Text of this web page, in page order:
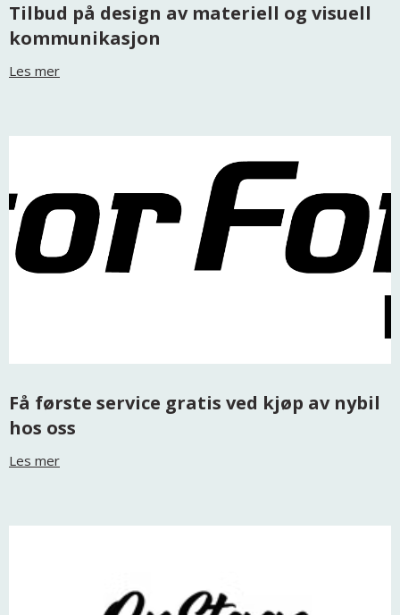
Tilbud på design av materiell og visuell
kommunikasjon
Les mer
Få første service gratis ved kjøp av nybil
hos oss
Les mer